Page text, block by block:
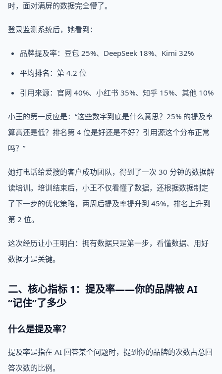
时，面对满屏的数据完全懵了。
登录监测系统后，她看到：
品牌提及率：豆包 25%、DeepSeek 18%、Kimi 32%
平均排名：第 4.2 位
引用来源：官网 40%、小红书 35%、知乎 15%、其他 10%
小王的第一反应是：“这些数字到底是什么意思？25% 的提及率
算高还是低？排名第 4 位是好还是不好？引用源这个分布正常
吗？”
她打电话给爱搜的客户成功团队，得到了一次 30 分钟的数据解
读培训。培训结束后，小王不仅看懂了数据，还根据数据制定
了下一步的优化策略，两周后提及率提升到 45%，排名上升到
第 2 位。
这次经历让小王明白：拥有数据只是第一步，看懂数据、用好
数据才是关键。
二、核心指标 1：提及率——你的品牌被 AI
“记住”了多少
什么是提及率？
提及率是指在 AI 回答某个问题时，提到你的品牌的次数占总回
答次数的比例。